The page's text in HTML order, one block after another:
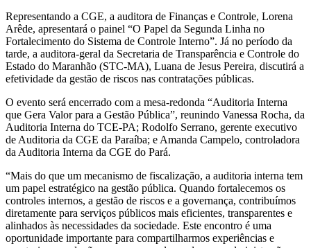
Representando a CGE, a auditora de Finanças e Controle, Lorena
Arêde, apresentará o painel “O Papel da Segunda Linha no
Fortalecimento do Sistema de Controle Interno”. Já no período da
tarde, a auditora-geral da Secretaria de Transparência e Controle do
Estado do Maranhão (STC-MA), Luana de Jesus Pereira, discutirá a
efetividade da gestão de riscos nas contratações públicas.
O evento será encerrado com a mesa-redonda “Auditoria Interna
que Gera Valor para a Gestão Pública”, reunindo Vanessa Rocha, da
Auditoria Interna do TCE-PA; Rodolfo Serrano, gerente executivo
de Auditoria da CGE da Paraíba; e Amanda Campelo, controladora
da Auditoria Interna da CGE do Pará.
“Mais do que um mecanismo de fiscalização, a auditoria interna tem
um papel estratégico na gestão pública. Quando fortalecemos os
controles internos, a gestão de riscos e a governança, contribuímos
diretamente para serviços públicos mais eficientes, transparentes e
alinhados às necessidades da sociedade. Este encontro é uma
oportunidade importante para compartilharmos experiências e